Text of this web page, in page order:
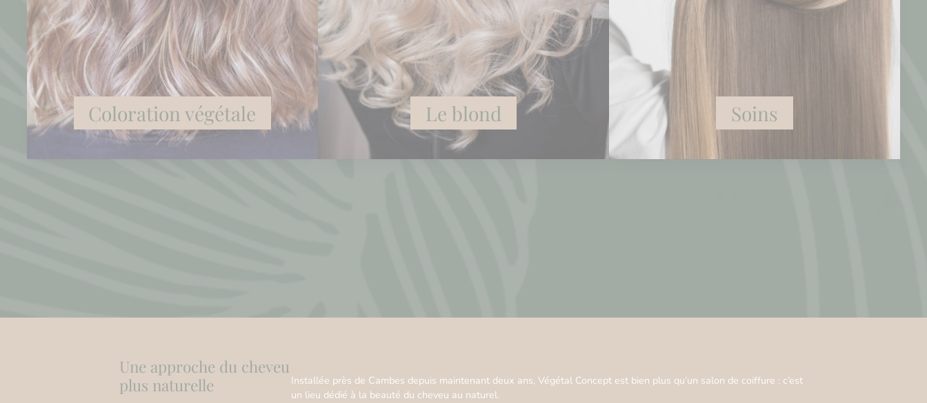
Coloration végétale Le blond Soins
Une approche du cheveu
plus naturelle
Installée près de Cambes depuis maintenant deux ans, Végétal Concept est bien plus qu’un salon de coiffure : c’est
un lieu dédié à la beauté du cheveu au naturel.